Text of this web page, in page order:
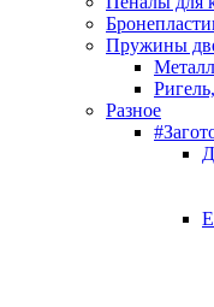
Пружины
Разное